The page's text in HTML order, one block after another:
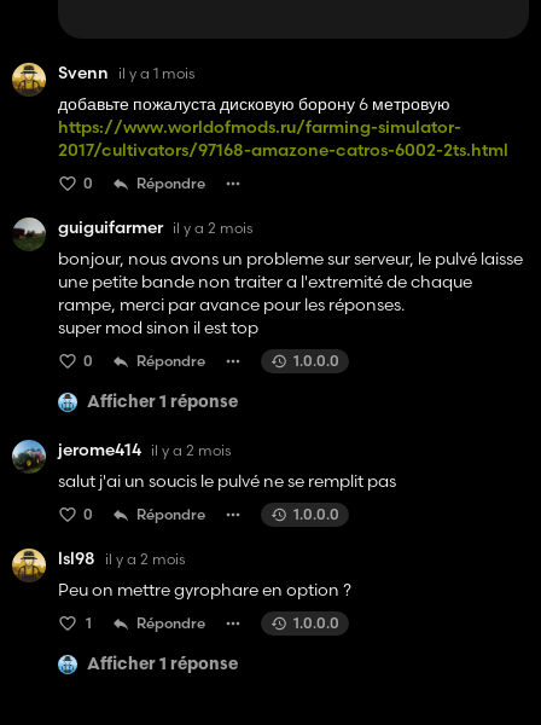
Svenn il y a 1 mois
добавьте пожалуста дисковую борону 6 метровую
https://www.worldofmods.ru/farming-simulator-
2017/cultivators/97168-amazone-catros-6002-2ts.html
0 Répondre
guiguifarmer il y a 2 mois
bonjour, nous avons un probleme sur serveur, le pulvé laisse
une petite bande non traiter a l'extremité de chaque
rampe, merci par avance pour les réponses.
super mod sinon il est top
0 Répondre 1.0.0.0
Afficher 1 réponse
jerome414 il y a 2 mois
salut j'ai un soucis le pulvé ne se remplit pas
0 Répondre 1.0.0.0
lsl98 il y a 2 mois
Peu on mettre gyrophare en option ?
1 Répondre 1.0.0.0
Afficher 1 réponse